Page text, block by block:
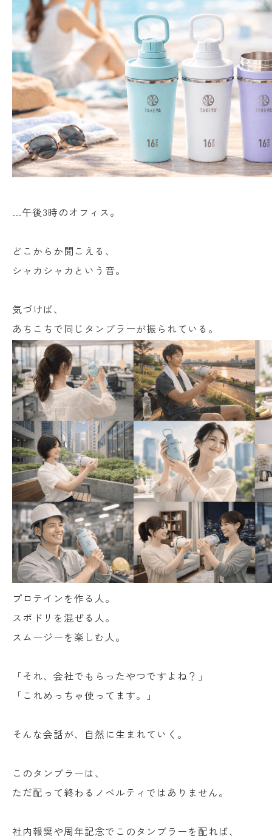
…午後3時のオフィス。
どこからか聞こえる、
シャカシャカという音。
気づけば、
あちこちで同じタンブラーが振られている。
プロテインを作る人。
スポドリを混ぜる人。
スムージーを楽しむ人。
「それ、会社でもらったやつですよね？」
「これめっちゃ使ってます。」
そんな会話が、自然に生まれていく。
このタンブラーは、
ただ配って終わるノベルティではありません。
社内報奨や周年記念でこのタンブラーを配れば、